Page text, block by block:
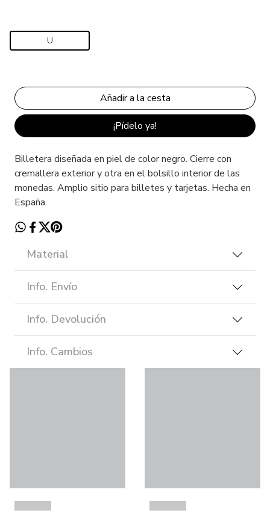
U
¡Pídelo ya!
Billetera diseñada en piel de color negro. Cierre con
cremallera exterior y otra en el bolsillo interior de las
monedas. Amplio sitio para billetes y tarjetas. Hecha en
España.
Material
Info. Envío
Info. Devolución
Info. Cambios